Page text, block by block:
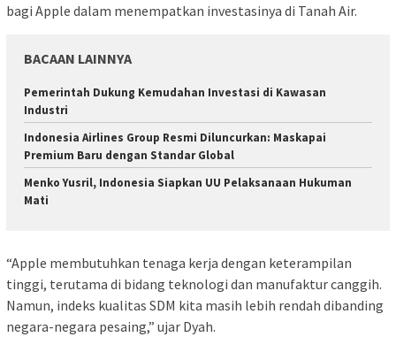
bagi Apple dalam menempatkan investasinya di Tanah Air.
BACAAN LAINNYA
Pemerintah Dukung Kemudahan Investasi di Kawasan
Industri
Indonesia Airlines Group Resmi Diluncurkan: Maskapai
Premium Baru dengan Standar Global
Menko Yusril, Indonesia Siapkan UU Pelaksanaan Hukuman
Mati
“Apple membutuhkan tenaga kerja dengan keterampilan
tinggi, terutama di bidang teknologi dan manufaktur canggih.
Namun, indeks kualitas SDM kita masih lebih rendah dibanding
negara-negara pesaing,” ujar Dyah.